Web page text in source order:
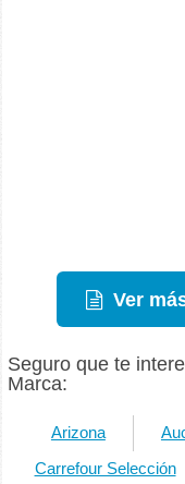
Ver
Seguro que te
Marca:
Arizona
Carrefour Selección